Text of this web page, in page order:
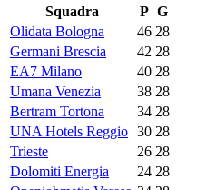
Squadra
P G
Olidata Bologna
46 28
Germani Brescia
42 28
EA7 Milano
40 28
Umana Venezia
38 28
Bertram Tortona
34 28
UNA Hotels Reggio 30 28
Trieste
26 28
Dolomiti Energia
24 28